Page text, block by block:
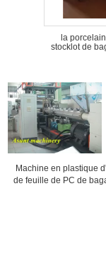
la
stocklot de
Machine en plastique
de feuille de PC de